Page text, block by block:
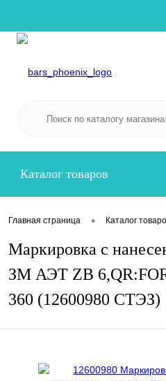
Каталог товаров
Главная страница • Каталог
Маркировка с
ЗМ АЭТ ZB
360 (12600980 СТЭЗ)